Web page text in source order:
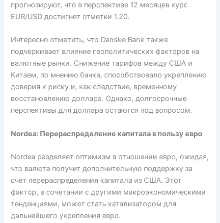
прогнозируют, что в перспективе 12 месяцев курс
EUR/USD достигнет отметки 1.20.
Интересно отметить, что Danske Bank также
подчеркивает влияние геополитических факторов на
валютные рынки. Снижение тарифов между США и
Китаем, по мнению банка, способствовало укреплению
доверия к риску и, как следствие, временному
восстановлению доллара. Однако, долгосрочные
перспективы для доллара остаются под вопросом.
Nordea: Перераспределение капитала в пользу евро
Nordea разделяет оптимизм в отношении евро, ожидая,
что валюта получит дополнительную поддержку за
счет перераспределения капитала из США. Этот
фактор, в сочетании с другими макроэкономическими
тенденциями, может стать катализатором для
дальнейшего укрепления евро.